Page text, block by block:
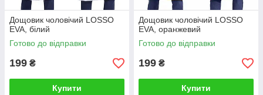
Дощовик чоловічий LOSSO
EVA, білий
Готово до відправки
199 ₴
Купити
Дощовик чоловічий LOSSO
EVA, оранжевий
Готово до відправки
199 ₴
Купити